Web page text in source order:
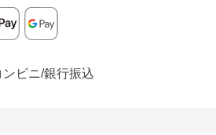
ンビニ/銀行振込